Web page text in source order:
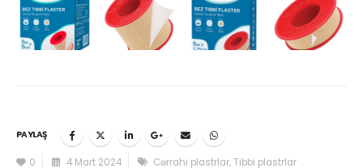
PAYLAŞ
0 4 Mart 2024 Cərrahi plastrlar,Tibbi plastrlar